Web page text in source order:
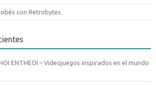
con Retrobytes.
ENTHEOI – Videojuegos inspirados en el mundo